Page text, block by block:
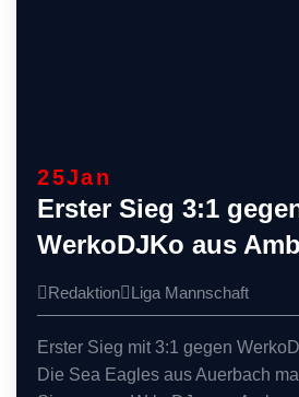
25Jan
Erster Sieg 3:1
WerkoDJKo aus
Redaktion Liga Mannschaft
Erster Sieg mit 3:1 gegen
Die Sea Eagles aus Auerbach